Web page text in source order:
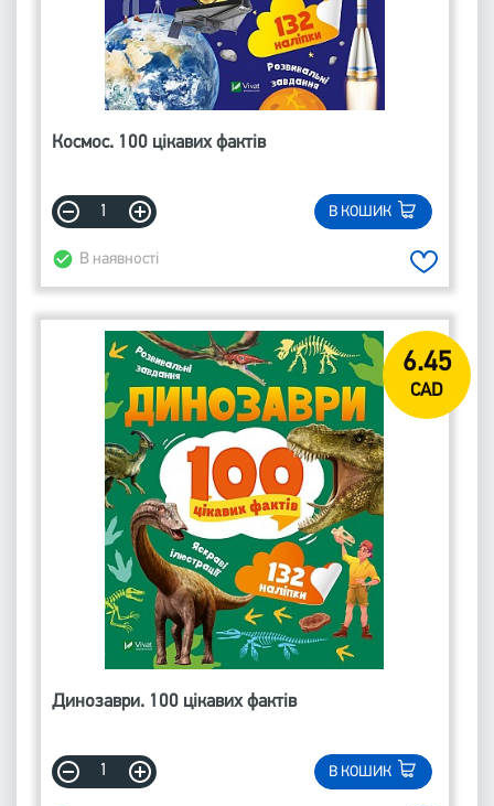
Космос. 100 цікавих фактів
В КОШИК
В наявності
6.45
CAD
Динозаври. 100 цікавих фактів
В КОШИК